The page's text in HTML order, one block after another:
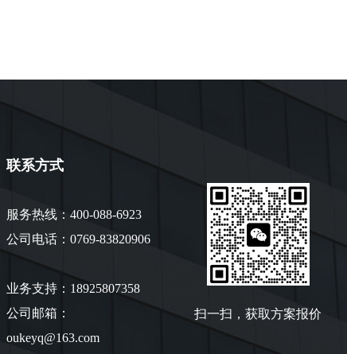
联系方式
服务热线：400-088-6923
公司电话：0769-83820906
业务支持：18925807358
公司邮箱：
oukeyq@163.com
扫一扫，获取方案报价